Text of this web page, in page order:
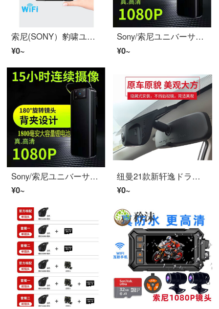
索尼(SONY）豹啸ユニバーサルミニ小巧ハイビジョン1080P非表示車載ワイヤレスWiFi版汽车夜見ドライブレコーダー 带32G内存卡 标配 単眼レンズ
¥0~
Sony/索尼ユニバーサルハイビジョン小摄像机随身ドライブレコーダー家用便携式录音带录像摄像笔电音 黑色ハイビジョン直录版16G 公式仕様
¥0~
Sony/索尼ユニバーサルハイビジョン小摄像机随身ドライブレコーダー家用便携式录音带录像摄像笔电音 黑色ハイビジョン直录版无内存 公式仕様
¥0~
纽曼21款新轩逸ドライブレコーダー専用もとの工場ハイビジョン夜見非表示经典轩逸14代日产 经典新轩逸12-21款记录仪/黑色 SONY镜 単眼レンズ+公式仕様
¥0~